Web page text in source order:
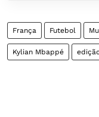
França Futebol
Kylian Mbappé